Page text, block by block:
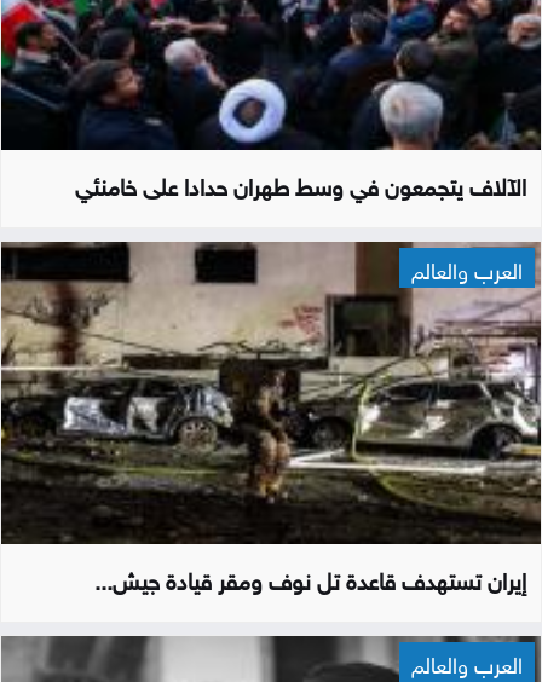
الآلاف يتجمعون في وسط طهران حدادا على خامنئي
العرب والعالم
إيران تستهدف قاعدة تل نوف ومقر قيادة جيش...
العرب والعالم